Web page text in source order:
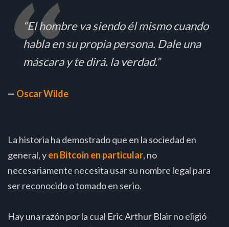
“El hombre va siendo él mismo cuando
habla en su propia persona. Dale una
máscara y te dirá. la verdad.”
— Oscar Wilde
La historia ha demostrado que en la sociedad en
general, yen Bitcoin en particular, no
necesariamente necesita usar su nombre legal para
ser reconocido o tomado en serio.
Hay una razón por la cual Eric Arthur Blair no eligió